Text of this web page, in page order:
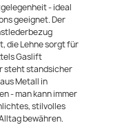
- ideal
geeignet. Der
die Lehne sorgt für
Gaslift
steht standsicher
Metall in
- man kann immer
stilvolles
bewähren.